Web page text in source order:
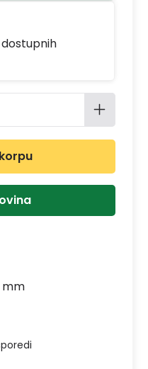
dostupnih
Unesite
mm